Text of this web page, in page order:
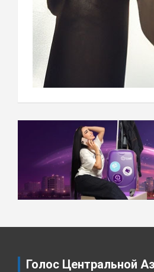
Навигация
записям
Голос Центральной